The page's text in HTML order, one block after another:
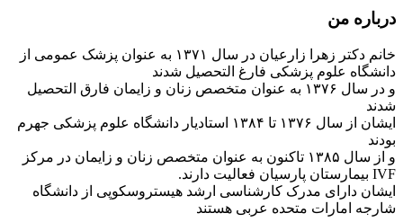
درباره من
خانم دکتر زهرا زارعیان در سال ۱۳۷۱ به عنوان پزشک عمومی از
دانشگاه علوم پزشکی فارغ التحصیل شدند
و در سال ۱۳۷۶ به عنوان متخصص زنان و زایمان فارق التحصیل
شدند
ایشان از سال ۱۳۷۶ تا ۱۳۸۴ استادیار دانشگاه علوم پزشکی جهرم
بودند
و از سال ۱۳۸۵ تاکنون به عنوان متخصص زنان و زایمان در مرکز
IVF بیمارستان پارسیان فعالیت دارند.
ایشان دارای مدرک کارشناسی ارشد هیستروسکوپی از دانشگاه
شارجه امارات متحده عربی هستند